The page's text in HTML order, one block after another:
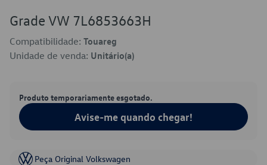
Grade VW 7L6853663H
Compatibilidade: Touareg
Unidade de venda: Unitário(a)
Produto temporariamente esgotado.
Avise-me quando chegar!
Peça Original Volkswagen